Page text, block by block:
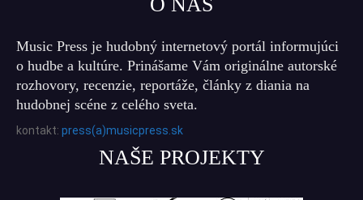
Music Press je hudobný internetový portál informujúci
o hudbe a kultúre. Prinášame Vám originálne autorské
rozhovory, recenzie, reportáže, články z diania na
hudobnej scéne z celého sveta.
kontakt: press(a)musicpress.sk
NAŠE PROJEKTY